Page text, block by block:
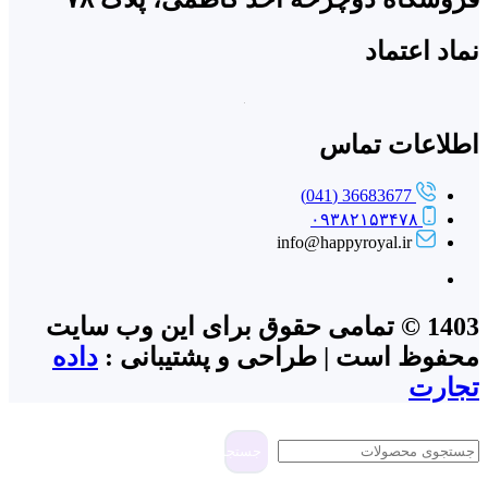
نماد اعتماد
اطلاعات تماس
36683677 (041)
۰۹۳۸۲۱۵۳۴۷۸
info@happyroyal.ir
1403 © تمامی حقوق برای این وب سایت
محفوظ است | طراحی و پشتیبانی : داده
تجارت